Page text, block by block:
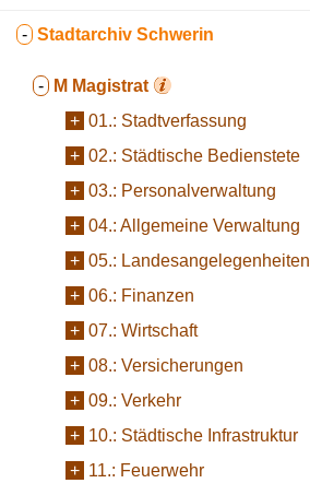
- Stadtarchiv Schwerin
- M Magistrat
+ 01.: Stadtverfassung
+ 02.: Städtische Bedienstete
+ 03.: Personalverwaltung
+ 04.: Allgemeine Verwaltung
+ 05.: Landesangelegenheiten
+ 06.: Finanzen
+ 07.: Wirtschaft
+ 08.: Versicherungen
+ 09.: Verkehr
+ 10.: Städtische Infrastruktur
+ 11.: Feuerwehr